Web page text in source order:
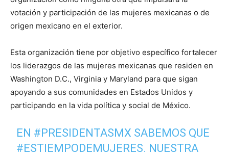
votación y participación de las mujeres mexicanas o de
origen mexicano en el exterior.
Esta organización tiene por objetivo específico fortalecer
los liderazgos de las mujeres mexicanas que residen en
Washington D.C., Virginia y Maryland para que sigan
apoyando a sus comunidades en Estados Unidos y
participando en la vida política y social de México.
EN #PRESIDENTASMX SABEMOS QUE
#ESTIEMPODEMUJERES. NUESTRA